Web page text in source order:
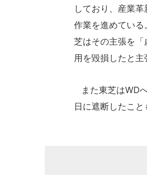
しており、産業
作業を進めてい
芝はその主張を
用を毀損したと主
また東芝はWD
日に遮断したこと